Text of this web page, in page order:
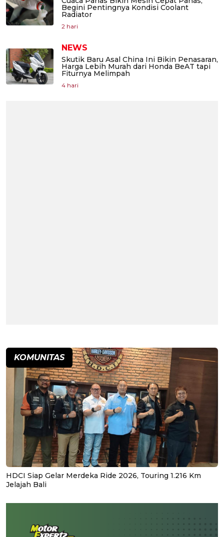
Begini Pentingnya Kondisi Coolant
Radiator
2 hari
NEWS
Skutik Baru Asal China Ini Bikin Penasaran,
Harga Lebih Murah dari Honda BeAT tapi
Fiturnya Melimpah
4 hari
KOMUNITAS
HDCI Siap Gelar Merdeka Ride 2026, Touring 1.216 Km
Jelajah Bali